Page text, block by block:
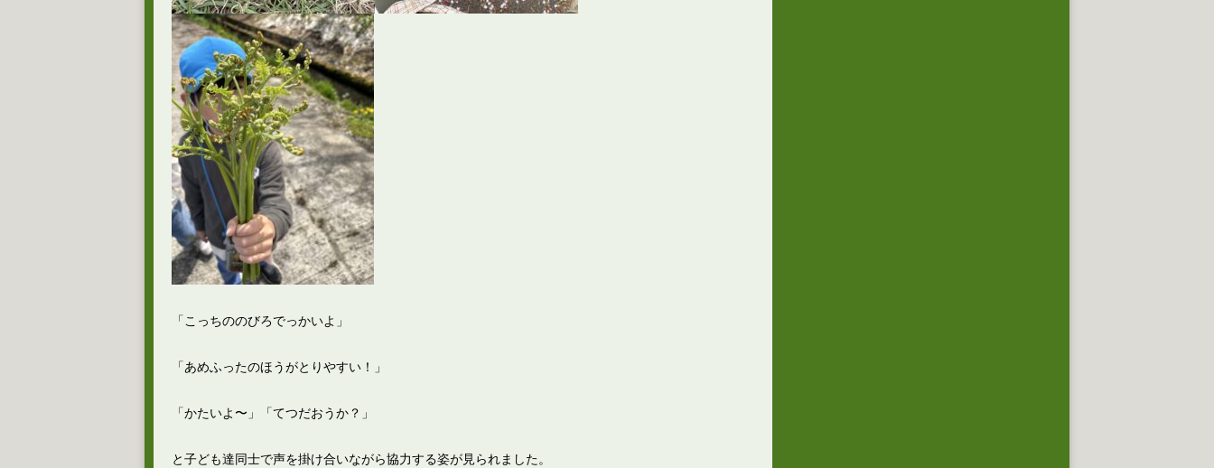
「こっちののびろでっかいよ」
「あめふったのほうがとりやすい！」
「かたいよ〜」「てつだおうか？」
と子ども達同士で声を掛け合いながら協力する姿が見られました。